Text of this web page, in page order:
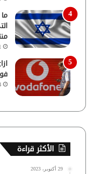
4
الأكثر قراءة
29 أكتوبر، 2023